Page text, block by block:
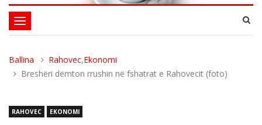
Toggle
navigation
Ballina Rahovec,Ekonomi
Breshëri dëmton rrushin në fshatrat e Rahovecit (foto)
RAHOVEC EKONOMI